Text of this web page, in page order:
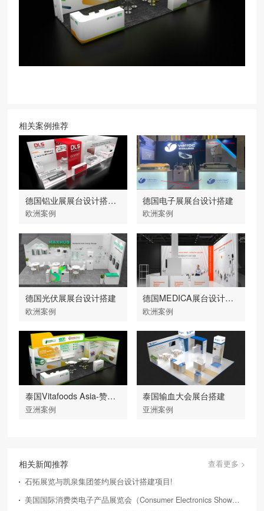
相关案例推荐
德国铝业展展台设计搭建-大力神
欧洲案例
德国电子展展台设计搭建
欧洲案例
德国光伏展展台设计搭建
欧洲案例
德国MEDICA展台设计搭建
欧洲案例
泰国Vitafoods Asia-赞倍思
亚洲案例
泰国输血大会展台搭建
亚洲案例
相关新闻推荐
查看更多 >
石拓展览与凯泉集团签约展台设计搭建项目!
美国国际消费类电子产品展览会（Consumer Electronics Show，简称CES）